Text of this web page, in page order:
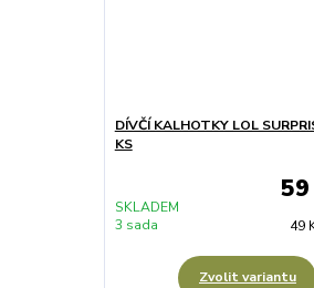
DÍVČÍ KALHOTKY LOL
KS
49
SKLADEM
3 sada
Zvolit variantu